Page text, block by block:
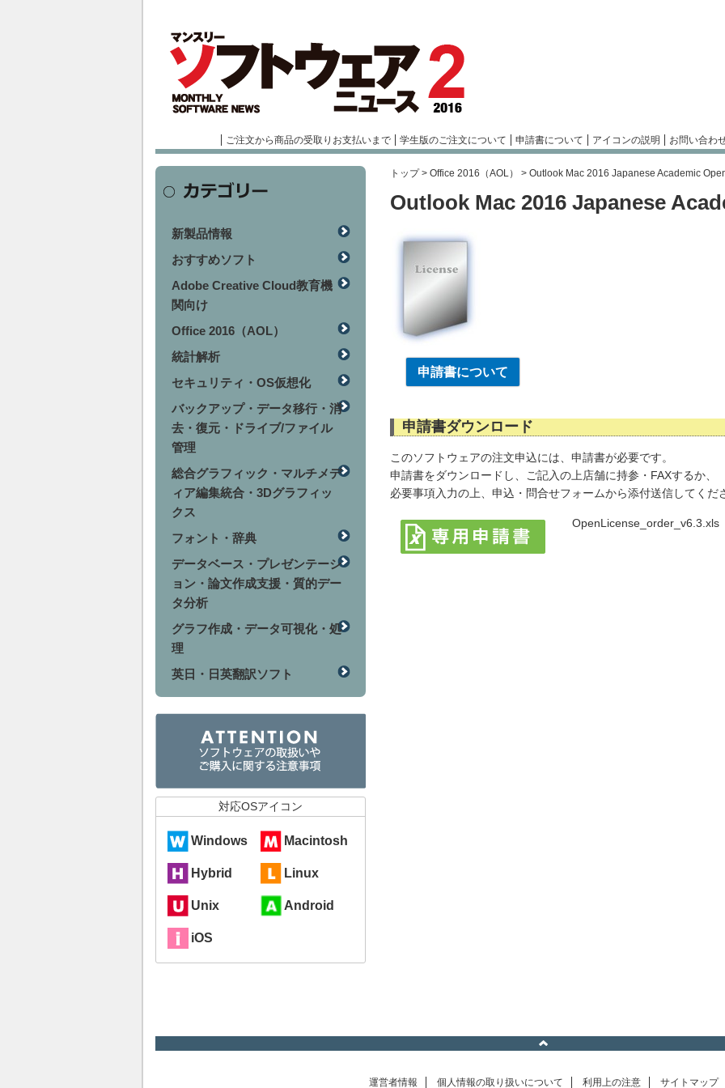
ご注文から商品の受取りお支払いまで 学生版のご注文について 申請書について アイコンの説明 お問い合わ
トップ> Office 2016（AOL） > Outlook Mac 2016 Japanese Academic
Outlook Mac 2016 Japanese
申請書について
申請書ダウンロード
このソフトウェアの注文申込には、申請書が必要です。
申請書をダウンロードし、ご記入の上店舗に持参・FAXするか、
必要事項入力の上、申込・問合せフォームから添付送信してくだ
OpenLicense_order_v6.3.xls
新製品情報
おすすめソフト
Adobe Creative Cloud教育機
関向け
Office 2016（AOL）
統計解析
セキュリティ・OS仮想化
バックアップ・データ移行・消
去・復元・ドライブ/ファイル
管理
総合グラフィック・マルチメデ
ィア編集統合・3Dグラフィッ
クス
フォント・辞典
データベース・プレゼンテーシ
ョン・論文作成支援・質的デー
タ分析
グラフ作成・データ可視化・処
理
英日・日英翻訳ソフト
対応OSアイコン
Windows Macintosh
Hybrid Linux
Unix Android
iOS
運営者情報 個人情報の取り扱いについて 利用上の注意 サイトマップ